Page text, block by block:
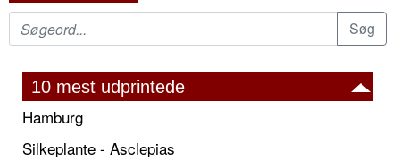
10 mest udprintede
Hamburg
Silkeplante - Asclepias